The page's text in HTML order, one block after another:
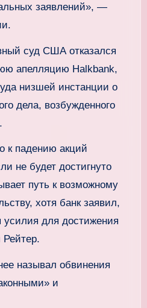
заявлений», —
суд США отказался
апелляцию Halkbank,
низшей инстанции о
дела, возбужденного
к падению акций
не будет достигнуто
путь к возможному
хотя банк заявил,
усилия для достижения
называл обвинения
и